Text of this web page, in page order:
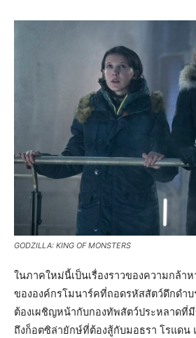
GODZILLA: KING OF MONSTERS
ในภาคใหม่นี้เป็นเรื่องราวของความกล้า
ขององค์กรโมนาร์คที่ถอดรหัสสัตว์ดึกดำบ
ต้องเผชิญหน้ากับกองทัพสัตว์ประหลาดที่
ถึงก็อตซิล่ายักษ์ที่ต้องสู้กับมอธรา โรแดน